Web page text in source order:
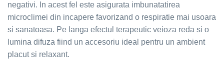
negativi. In acest fel este asigurata imbunatatirea
microclimei din incapere favorizand o respiratie mai usoara
si sanatoasa. Pe langa efectul terapeutic veioza reda si o
lumina difuza fiind un accesoriu ideal pentru un ambient
placut si relaxant.